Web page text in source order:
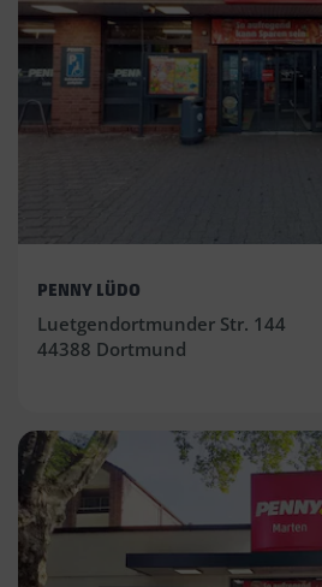
PENNY LÜDO
Luetgendortmunder Str. 144
44388 Dortmund